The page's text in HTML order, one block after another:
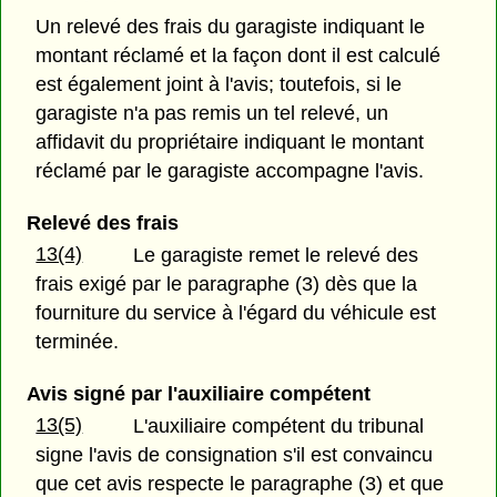
Un relevé des frais du garagiste indiquant le
montant réclamé et la façon dont il est calculé
est également joint à l'avis; toutefois, si le
garagiste n'a pas remis un tel relevé, un
affidavit du propriétaire indiquant le montant
réclamé par le garagiste accompagne l'avis.
Relevé des frais
13(4)
Le garagiste remet le relevé des
frais exigé par le paragraphe (3) dès que la
fourniture du service à l'égard du véhicule est
terminée.
Avis signé par l'auxiliaire compétent
13(5)
L'auxiliaire compétent du tribunal
signe l'avis de consignation s'il est convaincu
que cet avis respecte le paragraphe (3) et que